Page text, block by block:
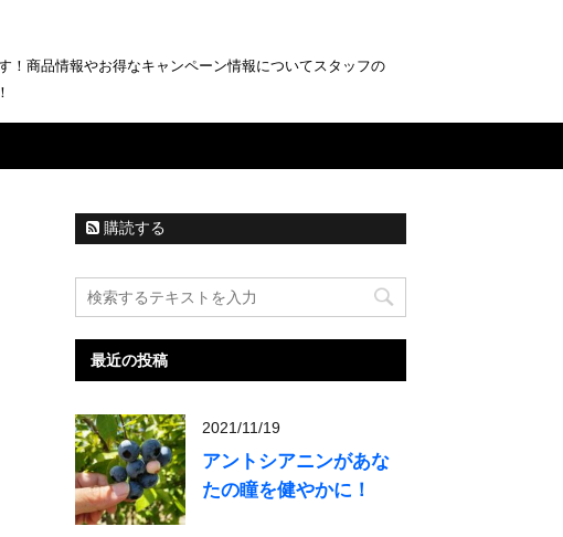
！商品情報やお得なキャンペーン情報についてスタッフの
購読する
最近の投稿
2021/11/19
アントシアニンがあな
たの瞳を健やかに！